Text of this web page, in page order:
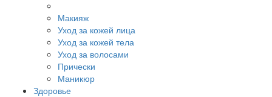
Макияж
Уход за кожей лица
Уход за кожей тела
Уход за волосами
Прически
Маникюр
Здоровье